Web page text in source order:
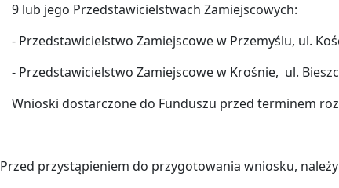
9 lub jego Przedstawicielstwach Zamiejscowych:
- Przedstawicielstwo Zamiejscowe w Przemyślu, ul.
- Przedstawicielstwo Zamiejscowe w Krośnie, ul.
Wnioski dostarczone do Funduszu przed terminem
Przed przystąpieniem do przygotowania wniosku,